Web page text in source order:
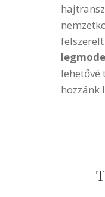
lehetővé
hozzánk